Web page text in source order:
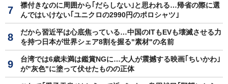
襟付きなのに周囲から｢だらしない｣と思われる…帰省の際に選
んではいけない｢ユニクロの2990円のポロシャツ｣
だから習近平は心底焦っている…中国のITもEVも壊滅させる力
を持つ日本が世界シェア8割を握る"素材"の名前
台湾では6歳未満は鑑賞NGに…大人が震撼する映画｢ちいかわ｣
が"灰色"に塗って伏せたものの正体